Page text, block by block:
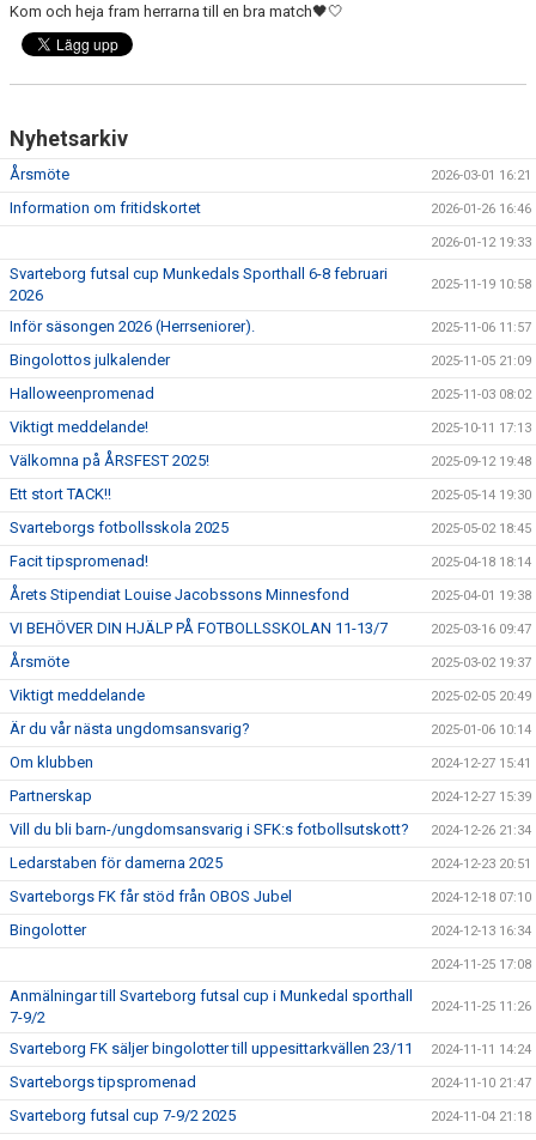
GRÄSROTEN
Kom och heja fram herrarna till en bra match🖤🤍
Nyhetsarkiv
Årsmöte 2026-03-01 16:21
Information om fritidskortet 2026-01-26 16:46
2026-01-12 19:33
Svarteborg futsal cup Munkedals Sporthall 6-8 februari
2026
2025-11-19 10:58
Inför säsongen 2026 (Herrseniorer). 2025-11-06 11:57
Bingolottos julkalender 2025-11-05 21:09
Halloweenpromenad 2025-11-03 08:02
Viktigt meddelande! 2025-10-11 17:13
Välkomna på ÅRSFEST 2025! 2025-09-12 19:48
Ett stort TACK!! 2025-05-14 19:30
Svarteborgs fotbollsskola 2025 2025-05-02 18:45
Facit tipspromenad! 2025-04-18 18:14
Årets Stipendiat Louise Jacobssons Minnesfond 2025-04-01 19:38
VI BEHÖVER DIN HJÄLP PÅ FOTBOLLSSKOLAN 11-13/7 2025-03-16 09:47
Årsmöte 2025-03-02 19:37
Viktigt meddelande 2025-02-05 20:49
Är du vår nästa ungdomsansvarig? 2025-01-06 10:14
Om klubben 2024-12-27 15:41
Partnerskap 2024-12-27 15:39
Vill du bli barn-/ungdomsansvarig i SFK:s fotbollsutskott? 2024-12-26 21:34
Ledarstaben för damerna 2025 2024-12-23 20:51
Svarteborgs FK får stöd från OBOS Jubel 2024-12-18 07:10
Bingolotter 2024-12-13 16:34
2024-11-25 17:08
Anmälningar till Svarteborg futsal cup i Munkedal sporthall
7-9/2
2024-11-25 11:26
Svarteborg FK säljer bingolotter till uppesittarkvällen 23/11 2024-11-11 14:24
Svarteborgs tipspromenad 2024-11-10 21:47
Svarteborg futsal cup 7-9/2 2025 2024-11-04 21:18